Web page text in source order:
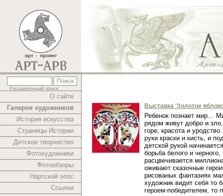
Расширенный поиск
О сайте
Галерея художников
История искусства
Страницы Истории
Детское творчество
Фотохудожники
Фотообзоры
Нартский эпос
Ссылки
Выставка 'Золотое
Ребенок познает мир…
рядом живут добро и
горе, красота и
руки краски и кисть, и
детской рукой
борьба белого и черного,
расцвечивается
оживают сказочные
рисованых фантазиях
художник видит себя то
героем-победителем, то